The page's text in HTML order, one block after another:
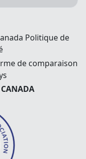
Politique de
de comparaison